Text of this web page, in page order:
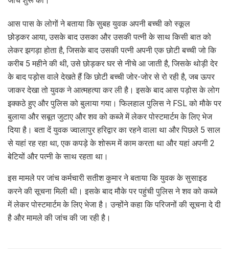
आस पास के लोगों ने बताया कि सुबह युवक अपनी बच्ची को स्कूल
छोड़कर आया, उसके बाद उसका और उसकी पत्नी के साथ किसी बात को
लेकर झगड़ा होता है, जिसके बाद उसकी पत्नी अपनी एक छोटी बच्ची जो कि
करीब 5 महीने की थी, उसे छोड़कर घर से नीचे आ जाती है, जिसके थोड़ी देर
के बाद पड़ोस वाले देखते हैं कि छोटी बच्ची जोर-जोर से रो रही है, जब ऊपर
जाकर देखा तो युवक ने आत्महत्या कर ली है। इसके बाद आस पड़ोस के लोग
इक्कठे हुए और पुलिस को बुलाया गया। फिलहाल पुलिस ने FSL को मौके पर
बुलाया और सबूत जुटाए और शव को कब्जे में लेकर पोस्टमार्टम के लिए भेज
दिया है। बता दें युवक ज्वालापुर हरिद्वार का रहने वाला था और पिछले 5 साल
से यहां रह रहा था, एक कपड़े के शोरूम में काम करता था और यहां अपनी 2
बेटियों और पत्नी के साथ रहता था।
इस मामले पर जांच कर्मचारी सतीश कुमार ने बताया कि युवक के सुसाइड
करने की सूचना मिली थी। इसके बाद मौके पर पहुंची पुलिस ने शव को कब्जे
में लेकर पोस्टमार्टम के लिए भेजा है। उन्होंने कहा कि परिजनों की सूचना दे दी
है और मामले की जांच की जा रही है।